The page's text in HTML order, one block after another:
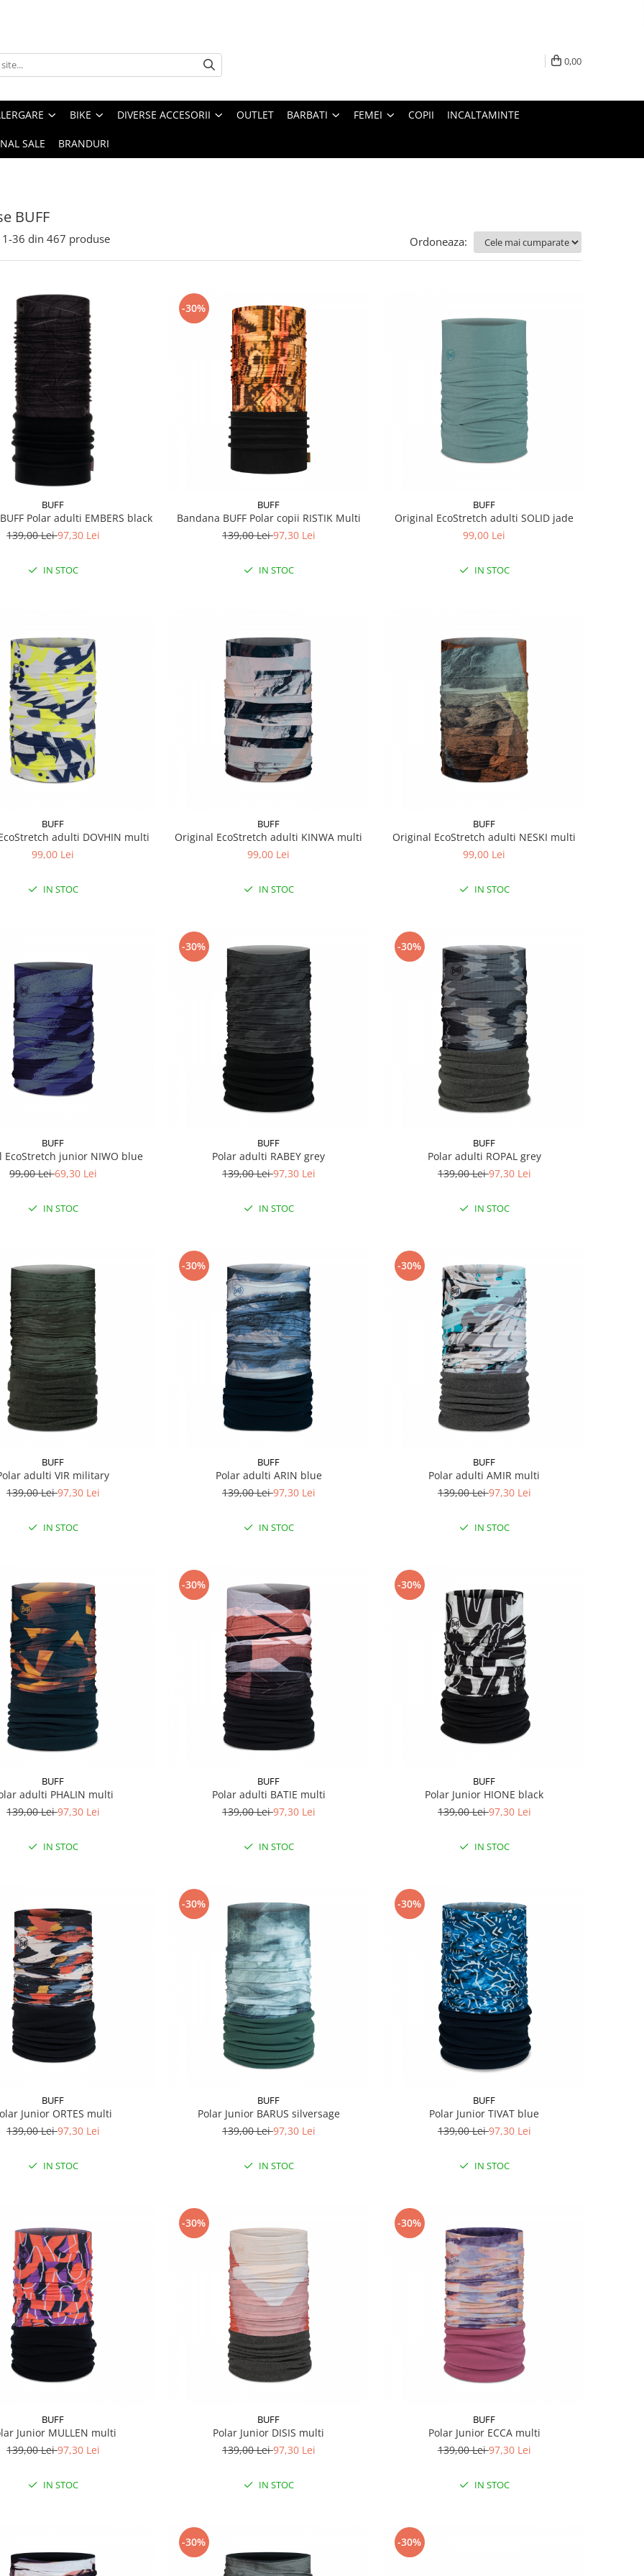
0,00
BIKE DIVERSE ACCESORII OUTLET BARBATI FEMEI COPII INCALTAMINTE
SALE BRANDURI
BUFF
1-36 din 467 produse Ordoneaza:
BUFF
Polar adulti EMBERS black
139,00 Lei97,30 Lei
IN STOC
-30%
BUFF
Bandana BUFF Polar copii RISTIK Multi
139,00 Lei97,30 Lei
IN STOC
BUFF
Original EcoStretch adulti SOLID jade
99,00 Lei
IN STOC
BUFF
adulti DOVHIN multi
99,00 Lei
IN STOC
BUFF
Original EcoStretch adulti KINWA multi
99,00 Lei
IN STOC
BUFF
Original EcoStretch adulti NESKI multi
99,00 Lei
IN STOC
BUFF
EcoStretch junior NIWO blue
99,00 Lei69,30 Lei
IN STOC
-30%
BUFF
Polar adulti RABEY grey
139,00 Lei97,30 Lei
IN STOC
-30%
BUFF
Polar adulti ROPAL grey
139,00 Lei97,30 Lei
IN STOC
BUFF
adulti VIR military
139,00 Lei97,30 Lei
IN STOC
-30%
BUFF
Polar adulti ARIN blue
139,00 Lei97,30 Lei
IN STOC
-30%
BUFF
Polar adulti AMIR multi
139,00 Lei97,30 Lei
IN STOC
BUFF
adulti PHALIN multi
139,00 Lei97,30 Lei
IN STOC
-30%
BUFF
Polar adulti BATIE multi
139,00 Lei97,30 Lei
IN STOC
-30%
BUFF
Polar Junior HIONE black
139,00 Lei97,30 Lei
IN STOC
BUFF
Junior ORTES multi
139,00 Lei97,30 Lei
IN STOC
-30%
BUFF
Polar Junior BARUS silversage
139,00 Lei97,30 Lei
IN STOC
-30%
BUFF
Polar Junior TIVAT blue
139,00 Lei97,30 Lei
IN STOC
BUFF
Junior MULLEN multi
139,00 Lei97,30 Lei
IN STOC
-30%
BUFF
Polar Junior DISIS multi
139,00 Lei97,30 Lei
IN STOC
-30%
BUFF
Polar Junior ECCA multi
139,00 Lei97,30 Lei
IN STOC
-30% -30%